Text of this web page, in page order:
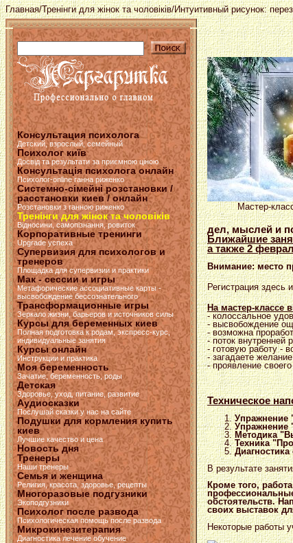
Главная/Тренінги для жінок та чоловіків/Интуитивный рисунок:
Консультация психолога
Детский, взрослый, семейный
Психолог київ
Досвід та результати за приємною ціною
Консультація психолога онлайн
Психолог-online ганна риженко
Системно-сімейні розстановки /
расстановки киев / онлайн
Розстановки з ганною риженко
Тренінги для жінок та чоловіків
Відносини, самопізнання, ровиток
Корпоративные тренинги
Upgrade успеха
Супервизия для психологов и
тренеров
Площадка для супервизии и практики
Мак - сессии и игры
Метафорические ассоциативные карты -
высвобождение бессознательного
Трансформационные игры
Зеркало жизни, барьеров и источников силы
Курсы для беременных киев
Полная подготовка к родам, экспресс-курс,
индивидуальные занятия
Курсы онлайн
Инструкции и практика
Моя беременность
Зачатие, беременность, роды
Детская
Здоровье, уход, питание, развитие
Аудиосказки
Послушай сказки у нас на сайте
Подушки для кормления купить
киев
Лучшие качество и цена
Новость дня
Тренеры
Наши тренеры
Семья и женщина
Религия, красота, здоровье, рецепты
Многоразовые подгузники
Экоподгузники
Психолог после развода
Психологическая помощь после развода
Микрокинезитерапия
Диагностика лечение обучение
Мастер-
дел, мыслей и
Ближайшие
а также 2
Внимание: место
Регистрация
На мастер-классе
- колоссальное
- высвобождение
- возможна
- поток внутренней
- готовую работу -
- загадаете
- проявление
Техническое
Упражнение
Упражнение
Методика
Техника
В результате
Кроме того,
обстоятельств.
своих выставок
Некоторые работы